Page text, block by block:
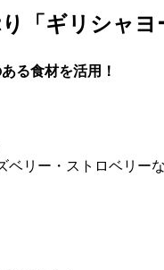
「ギリシャ
る食材を活用！
ベリー・ストロベリー